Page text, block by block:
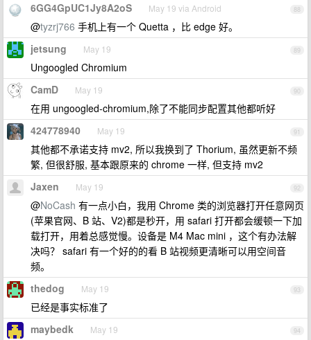
88
6GG4GpUC1Jy8A2oS May 19 via Android
@tyzrj766 手机上有一个 Quetta ，比 edge 好。
89
jetsung May 19
Ungoogled Chromium
90
CamD May 19
在用 ungoogled-chromium,除了不能同步配置其他都听好
91
424778940 May 19
其他都不承诺支持 mv2, 所以我换到了 Thorium, 虽然更新不频
繁, 但很舒服, 基本跟原来的 chrome 一样, 但支持 mv2
92
Jaxen May 19
@NoCash 有一点小白，我用 Chrome 类的浏览器打开任意网页
(苹果官网、B 站、V2)都是秒开，用 safari 打开都会缓顿一下加
载打开，用着总感觉慢。设备是 M4 Mac mini ，这个有办法解
决吗？ safari 有一个好的的看 B 站视频更清晰可以用空间音
频。
93
thedog May 19
已经是事实标准了
94
maybedk May 19